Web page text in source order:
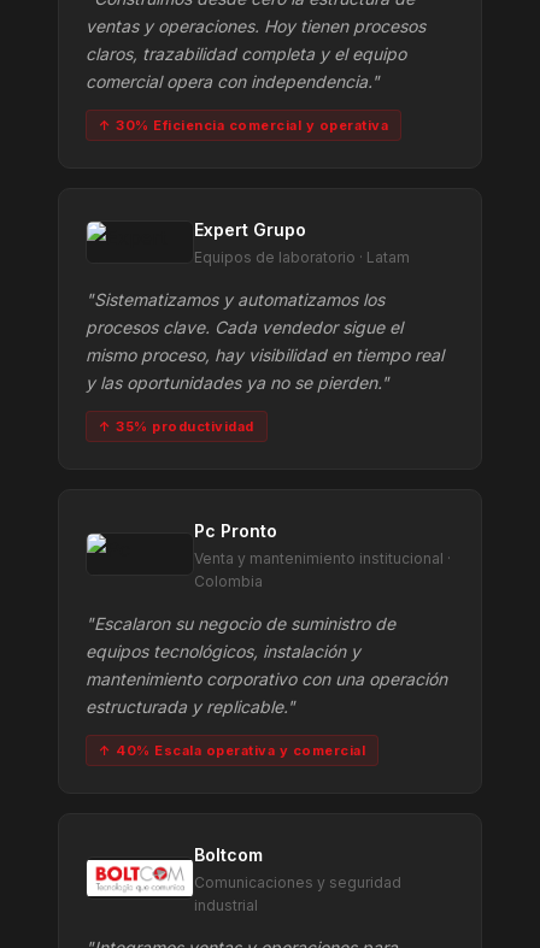
ventas y operaciones. Hoy tienen procesos
claros, trazabilidad completa y el equipo
comercial opera con independencia."
↑ 30% Eficiencia comercial y operativa
Expert Grupo
Equipos de laboratorio · Latam
"Sistematizamos y automatizamos los
procesos clave. Cada vendedor sigue el
mismo proceso, hay visibilidad en tiempo real
y las oportunidades ya no se pierden."
↑ 35% productividad
Pc Pronto
Venta y mantenimiento institucional ·
Colombia
"Escalaron su negocio de suministro de
equipos tecnológicos, instalación y
mantenimiento corporativo con una operación
estructurada y replicable."
↑ 40% Escala operativa y comercial
Boltcom
Comunicaciones y seguridad
industrial